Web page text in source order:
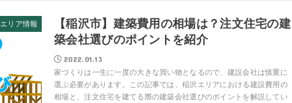
エリア情報
【稲沢市】建築費用の相場は？注文住宅の建
築会社選びのポイントを紹介
2022.01.13
家づくりは一生に一度の大きな買い物となるので、建設会社は慎重に
選ぶ必要があります。この記事では、稲沢エリアにおける建設費用の
相場と、注文住宅を建てる際の建築会社選びのポイントを解説してい